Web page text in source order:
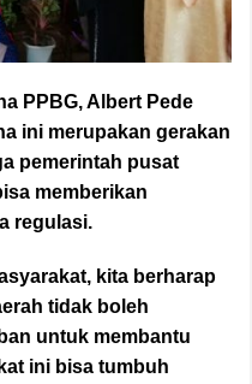
PPBG, Albert Pede
ini merupakan gerakan
pemerintah pusat
memberikan
regulasi.
kita berharap
tidak boleh
untuk membantu
ini bisa tumbuh